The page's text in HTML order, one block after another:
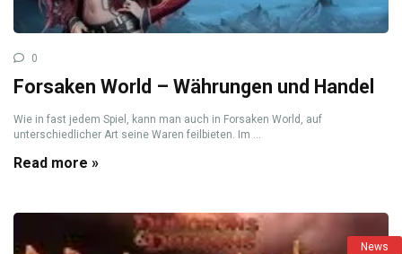
0
Forsaken World – Währungen und Handel
Wie in fast jedem Spiel, kann man auch in Forsaken World, auf
unterschiedlicher Art seine Waren feilbieten. Im ...
Read more »
News